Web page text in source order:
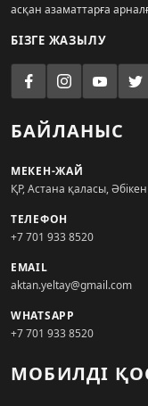
асқан азаматтарға
БІЗГЕ ЖАЗЫЛУ
БАЙЛАНЫС
МЕКЕН-ЖАЙ
ҚР, Астана қаласы,
ТЕЛЕФОН
+7 701 933 8520
EMAIL
aktan.yeltay@gmail.com
WHATSAPP
+7 701 933 8520
МОБИЛДІ